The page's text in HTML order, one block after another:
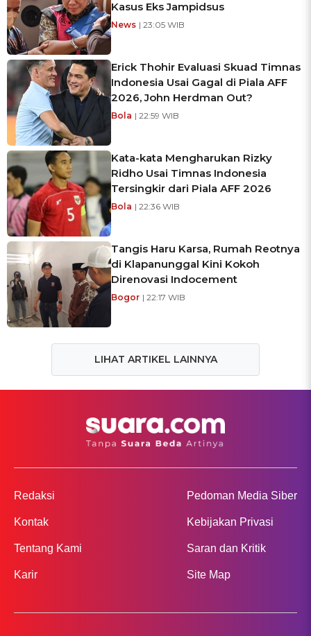
Kasus Eks Jampidsus
News | 23:05 WIB
Erick Thohir Evaluasi Skuad Timnas
Indonesia Usai Gagal di Piala AFF
2026, John Herdman Out?
Bola | 22:59 WIB
Kata-kata Mengharukan Rizky
Ridho Usai Timnas Indonesia
Tersingkir dari Piala AFF 2026
Bola | 22:36 WIB
Tangis Haru Karsa, Rumah Reotnya
di Klapanunggal Kini Kokoh
Direnovasi Indocement
Bogor | 22:17 WIB
LIHAT ARTIKEL LAINNYA
Redaksi
Kontak
Tentang Kami
Karir
Pedoman Media Siber
Kebijakan Privasi
Saran dan Kritik
Site Map